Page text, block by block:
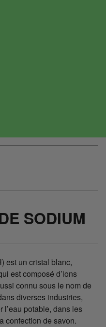
SODIUM
est un cristal blanc,
est composé d’ions
connu sous le nom de
diverses industries,
l’eau potable, dans les
confection de savon.